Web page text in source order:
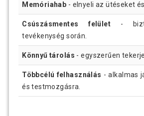
Memóriahab - elnyeli az ütéseket
Csúszásmentes felület -
tevékenység során.
Könnyű tárolás - egyszerűen
Többcélú felhasználás - alkalmas
és testmozgásra.